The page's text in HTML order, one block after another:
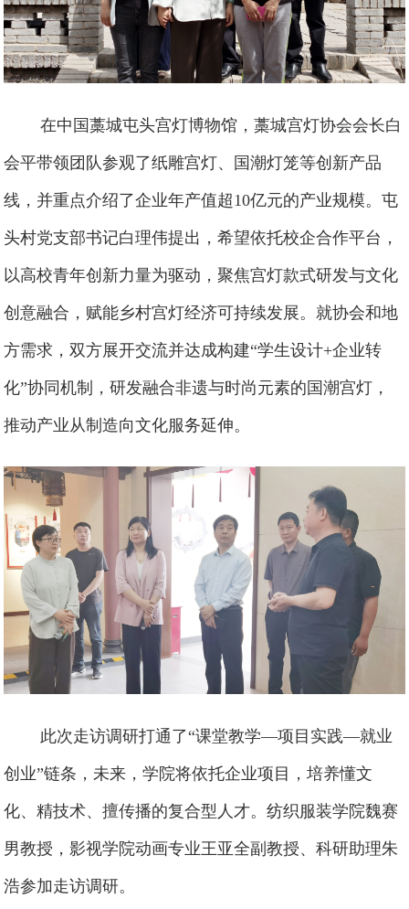
在中国藁城屯头宫灯博物馆，藁城宫灯协会会长白
会平带领团队参观了纸雕宫灯、国潮灯笼等创新产品
线，并重点介绍了企业年产值超10亿元的产业规模。屯
头村党支部书记白理伟提出，希望依托校企合作平台，
以高校青年创新力量为驱动，聚焦宫灯款式研发与文化
创意融合，赋能乡村宫灯经济可持续发展。就协会和地
方需求，双方展开交流并达成构建“学生设计+企业转
化”协同机制，研发融合非遗与时尚元素的国潮宫灯，
推动产业从制造向文化服务延伸。
此次走访调研打通了“课堂教学—项目实践—就业
创业”链条，未来，学院将依托企业项目，培养懂文
化、精技术、擅传播的复合型人才。纺织服装学院魏赛
男教授，影视学院动画专业王亚全副教授、科研助理朱
浩参加走访调研。